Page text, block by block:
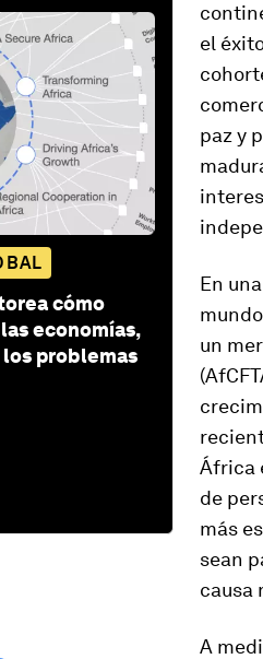
cómo
economías,
problemas
el
paz y
En
un
África
de
más
sean
causa
A